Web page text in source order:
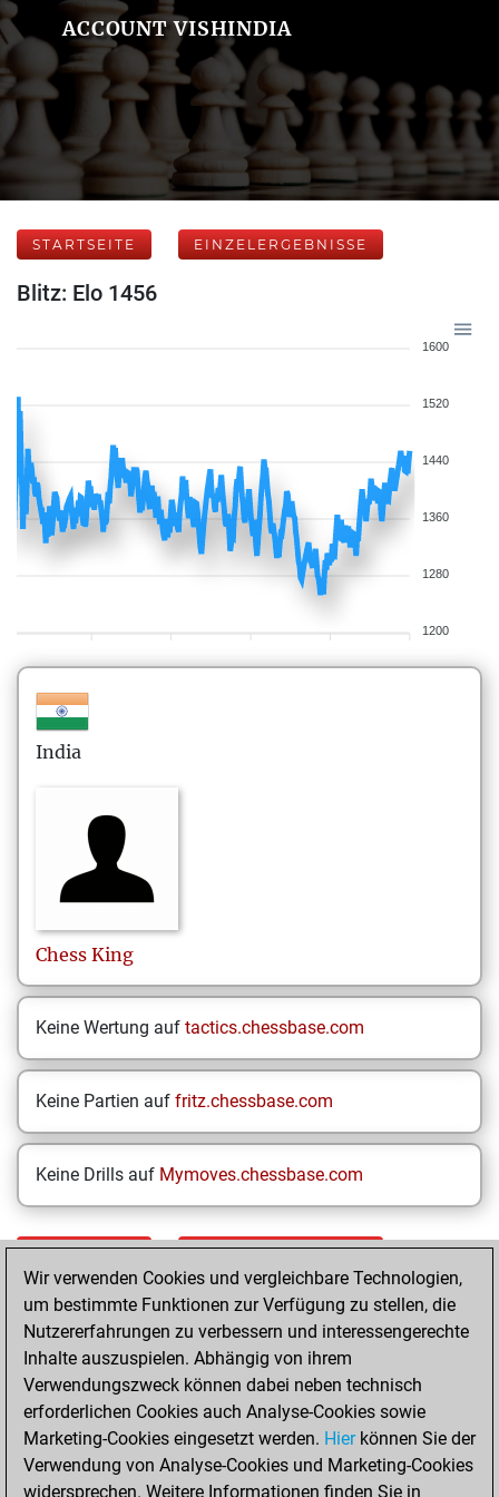
ACCOUNT VISHINDIA
STARTSEITE EINZELERGEBNISSE
Blitz: Elo 1456
1600
1520
1440
1360
1280
1200
India
Chess King
Keine Wertung auf tactics.chessbase.com
Keine Partien auf fritz.chessbase.com
Keine Drills auf Mymoves.chessbase.com
STARTSEITE EINZELERGEBNISSE
Your Latest App
Activity
Yesterday
You played 400
Wir verwenden Cookies und vergleichbare Technologien,
um bestimmte Funktionen zur Verfügung zu stellen, die
Nutzererfahrungen zu verbessern und interessengerechte
Inhalte auszuspielen. Abhängig von ihrem
Verwendungszweck können dabei neben technisch
erforderlichen Cookies auch Analyse-Cookies sowie
Marketing-Cookies eingesetzt werden. Hierkönnen Sie der
Verwendung von Analyse-Cookies und Marketing-Cookies
widersprechen. Weitere Informationen finden Sie in